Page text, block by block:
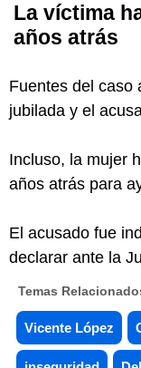
La víctima
años atrás
Fuentes del caso
jubilada y el
Incluso, la mujer
años atrás para
El acusado fue
declarar ante la
Temas
Vicente López